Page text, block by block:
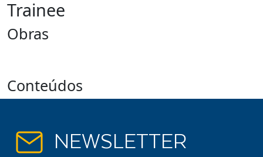
Trainee
Obras
Conteúdos
NEWSLETTER